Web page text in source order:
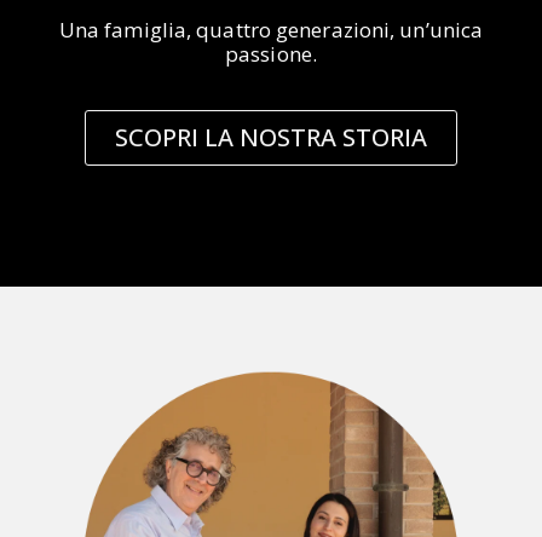
Una famiglia, quattro generazioni, un’unica
passione.
SCOPRI LA NOSTRA STORIA